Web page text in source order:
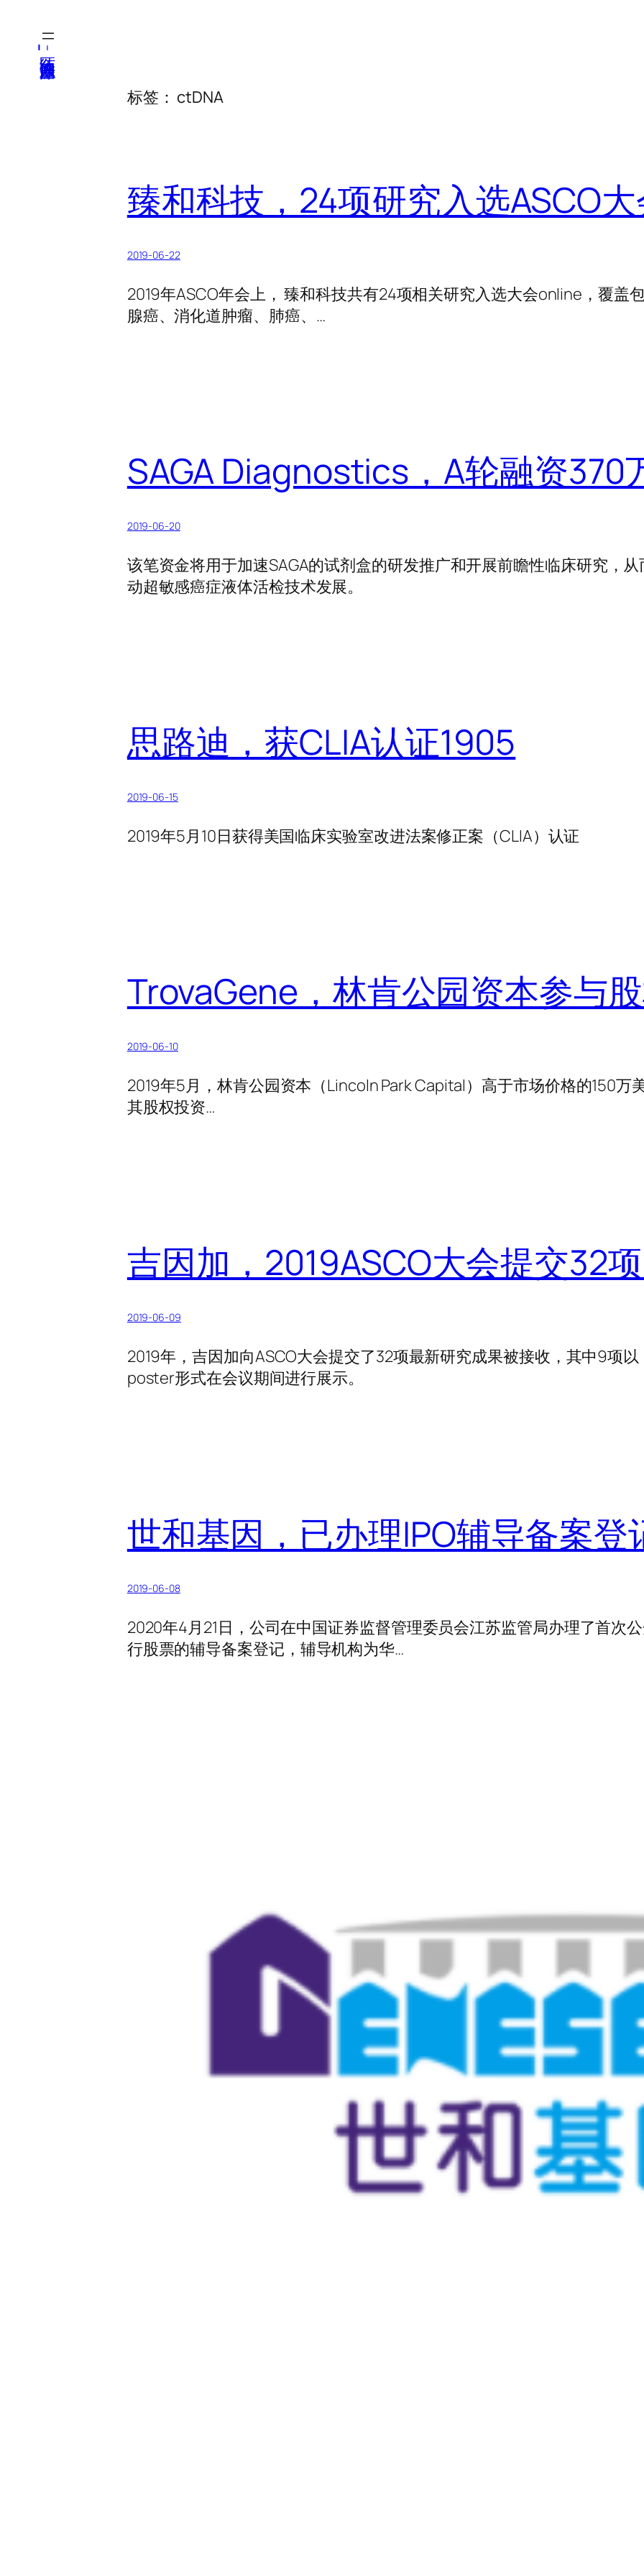
医纬-基因产业知识库
标签： ctDNA
臻和科技，24项研究入选ASCO
2019-06-22
2019年ASCO年会上， 臻和科技共有24项相关研究入选大会online，覆盖
腺癌、消化道肿瘤、肺癌、…
SAGA Diagnostics，A轮融资370
2019-06-20
该笔资金将用于加速SAGA的试剂盒的研发推广和开展前瞻性临床研究，从
动超敏感癌症液体活检技术发展。
思路迪，获CLIA认证1905
2019-06-15
2019年5月10日获得美国临床实验室改进法案修正案（CLIA）认证
TrovaGene，林肯公园资本参与
2019-06-10
2019年5月，林肯公园资本（Lincoln Park Capital）高于市场价格的150万
其股权投资…
吉因加，2019ASCO大会提交32
2019-06-09
2019年，吉因加向ASCO大会提交了32项最新研究成果被接收，其中9项以
poster形式在会议期间进行展示。
世和基因，已办理IPO辅导备案登
2019-06-08
2020年4月21日，公司在中国证券监督管理委员会江苏监管局办理了首次
行股票的辅导备案登记，辅导机构为华…